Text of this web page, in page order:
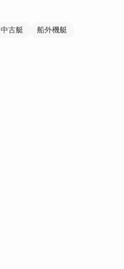
中古艇 船外機艇